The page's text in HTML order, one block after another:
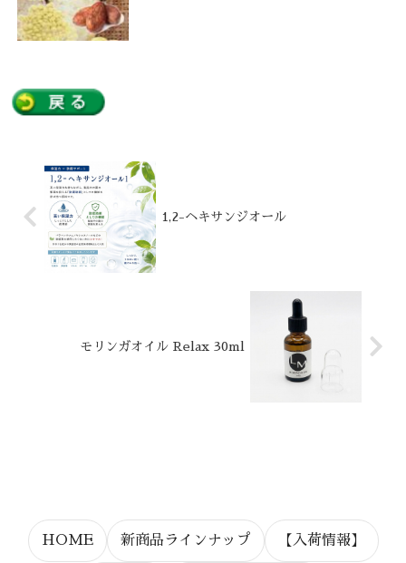
1,2-ヘキサンジオール
モリンガオイル Relax 30ml
HOME 新商品ラインナップ 【入荷情報】